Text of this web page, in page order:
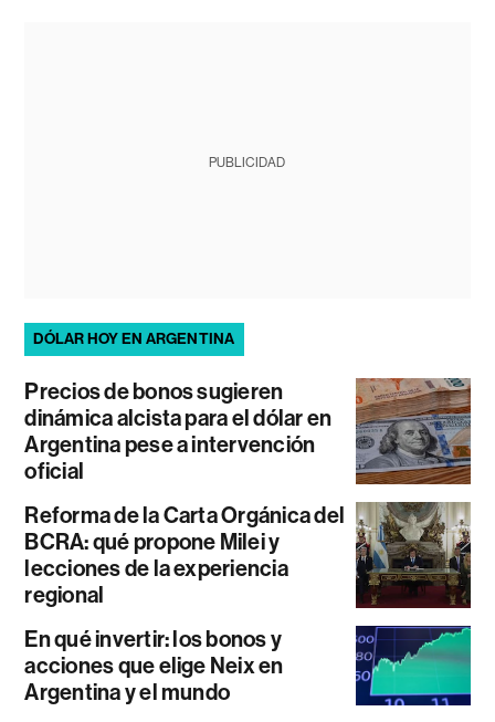
PUBLICIDAD
DÓLAR HOY EN ARGENTINA
Precios de bonos sugieren
dinámica alcista para el dólar en
Argentina pese a intervención
oficial
Reforma de la Carta Orgánica del
BCRA: qué propone Milei y
lecciones de la experiencia
regional
En qué invertir: los bonos y
acciones que elige Neix en
Argentina y el mundo